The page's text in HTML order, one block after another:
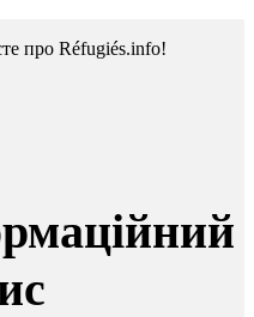
про Réfugiés.info!